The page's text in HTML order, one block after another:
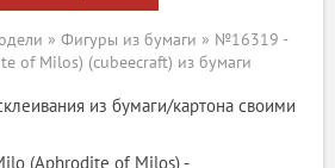
» Фигуры из бумаги » №16319 -
of Milos) (cubeecraft) из бумаги
из бумаги/картона своими
(Aphrodite of Milos) -